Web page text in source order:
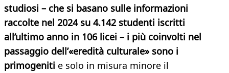
studiosi – che si basano sulle informazioni
raccolte nel 2024 su 4.142 studenti iscritti
all’ultimo anno in 106 licei – i più coinvolti nel
passaggio dell’«eredità culturale» sono i
primogeniti e solo in misura minore il